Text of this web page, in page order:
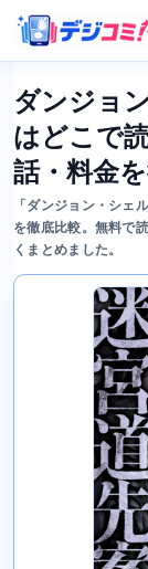
ダンジョ
はどこで
話・料金
「ダンジョン・シェ
を徹底比較。無料で
くまとめました。